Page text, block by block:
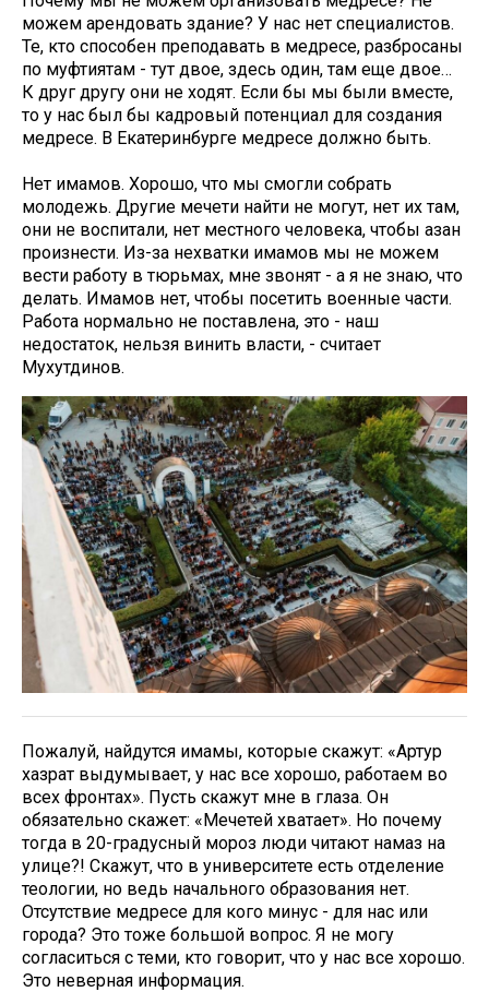
можем арендовать здание? У нас нет специалистов.
Те, кто способен преподавать в медресе, разбросаны
по муфтиятам - тут двое, здесь один, там еще двое…
К друг другу они не ходят. Если бы мы были вместе,
то у нас был бы кадровый потенциал для создания
медресе. В Екатеринбурге медресе должно быть.
Нет имамов. Хорошо, что мы смогли собрать
молодежь. Другие мечети найти не могут, нет их там,
они не воспитали, нет местного человека, чтобы азан
произнести. Из-за нехватки имамов мы не можем
вести работу в тюрьмах, мне звонят - а я не знаю, что
делать. Имамов нет, чтобы посетить военные части.
Работа нормально не поставлена, это - наш
недостаток, нельзя винить власти, - считает
Мухутдинов.
Пожалуй, найдутся имамы, которые скажут: «Артур
хазрат выдумывает, у нас все хорошо, работаем во
всех фронтах». Пусть скажут мне в глаза. Он
обязательно скажет: «Мечетей хватает». Но почему
тогда в 20-градусный мороз люди читают намаз на
улице?! Скажут, что в университете есть отделение
теологии, но ведь начального образования нет.
Отсутствие медресе для кого минус - для нас или
города? Это тоже большой вопрос. Я не могу
согласиться с теми, кто говорит, что у нас все хорошо.
Это неверная информация.